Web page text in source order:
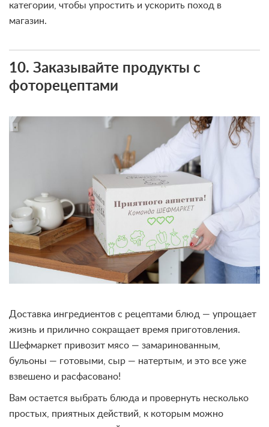
категории, чтобы упростить и ускорить поход в
магазин.
10. Заказывайте продукты с
фоторецептами
Доставка ингредиентов с рецептами блюд — упрощает
жизнь и прилично сокращает время приготовления.
Шефмаркет привозит мясо — замаринованным,
бульоны — готовыми, сыр — натертым, и это все уже
взвешено и расфасовано!
Вам остается выбрать блюда и провернуть несколько
простых, приятных действий, к которым можно